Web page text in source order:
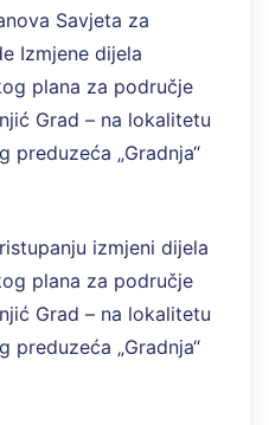
Savjeta za
Izmjene dijela
plana za područje
Grad – na lokalitetu
preduzeća „Gradnja“
izmjeni dijela
plana za područje
Grad – na lokalitetu
preduzeća „Gradnja“